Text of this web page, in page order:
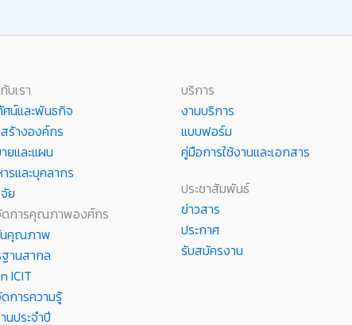
บเรา
น์และพันธกิจ
ร้างองค์กร
ยและแผน
รและบุคลากร
ย
ดการคุณภาพองค์กร
นคุณภาพ
านสากล
ICIT
การความรู้
นประจำปี
บริการ
งานบริการ
แบบฟอร์ม
คู่มือการใช้งานและเอกสาร
ประชาสัมพันธ์
ข่าวสาร
ประกาศ
รับสมัครงาน